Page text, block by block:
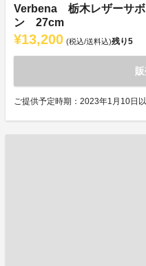
Verbena 栃木レザーサ
ン 27cm
¥13,200 (税込/送料込)残り5
ご提供予定時期：2023年1月10日